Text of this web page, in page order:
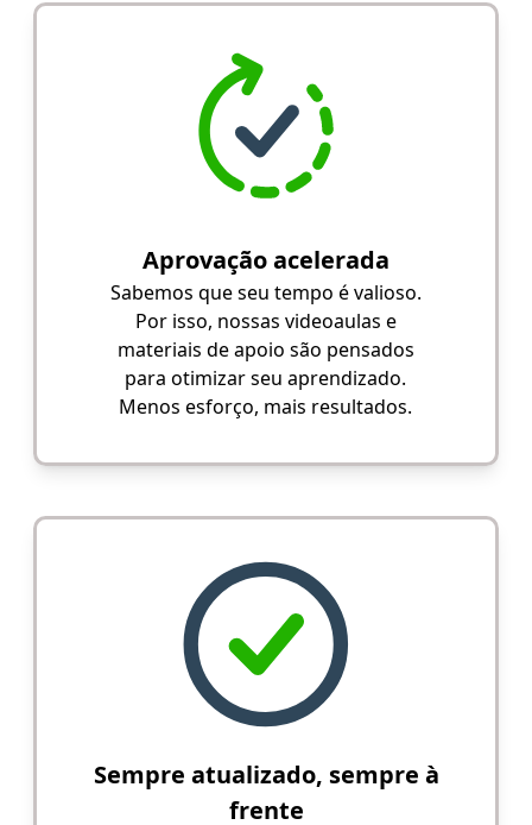
Aprovação acelerada
Sabemos que seu tempo é valioso.
Por isso, nossas videoaulas e
materiais de apoio são pensados
para otimizar seu aprendizado.
Menos esforço, mais resultados.
Sempre atualizado, sempre à
frente